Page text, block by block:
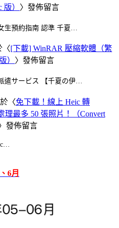
） 〉發佈留言
生預約指南 認準 千夏…
〈[下載] WinRAR 壓縮軟體（繁
） 〉發佈留言
遣サービス 【千夏の伊…
〈免下載！線上 Heic 轉
理最多 50 張照片！（Convert
發佈留言
6月